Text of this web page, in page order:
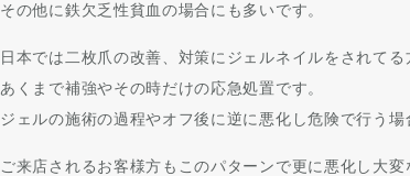
その他に鉄欠乏性貧血の場合にも多いです。
日本では二枚爪の改善、対策にジェルネイルをされてる
あくまで補強やその時だけの応急処置です。
ジェルの施術の過程やオフ後に逆に悪化し危険で行う場
ご来店されるお客様方もこのパターンで更に悪化し大変